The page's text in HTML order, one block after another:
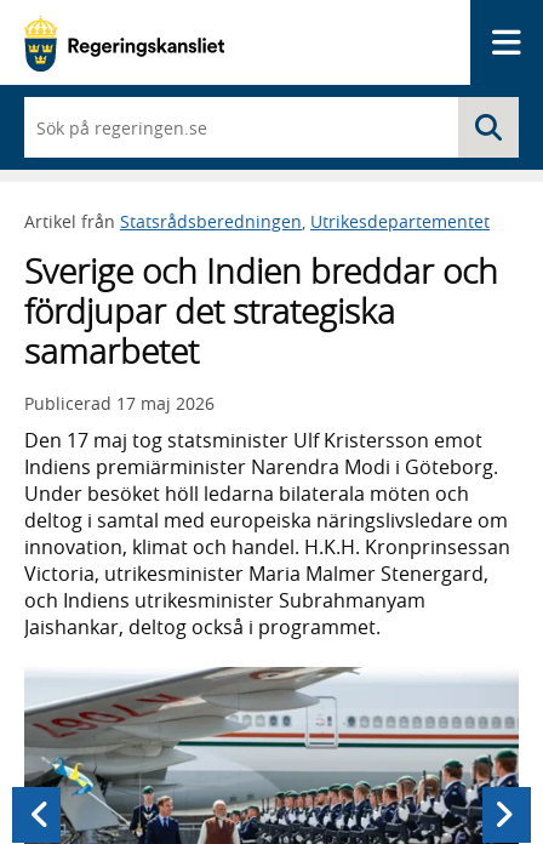
du
börjar
skriva
framträder
lista
med
sökförslag
Artikel från Statsrådsberedningen, Utrikesdepartementet
Sverige och Indien breddar och
fördjupar det strategiska
samarbetet
Publicerad 17 maj 2026
Den 17 maj tog statsminister Ulf Kristersson emot
Indiens premiärminister Narendra Modi i Göteborg.
Under besöket höll ledarna bilaterala möten och
deltog i samtal med europeiska näringslivsledare om
innovation, klimat och handel. H.K.H. Kronprinsessan
Victoria, utrikesminister Maria Malmer Stenergard,
och Indiens utrikesminister Subrahmanyam
Jaishankar, deltog också i programmet.